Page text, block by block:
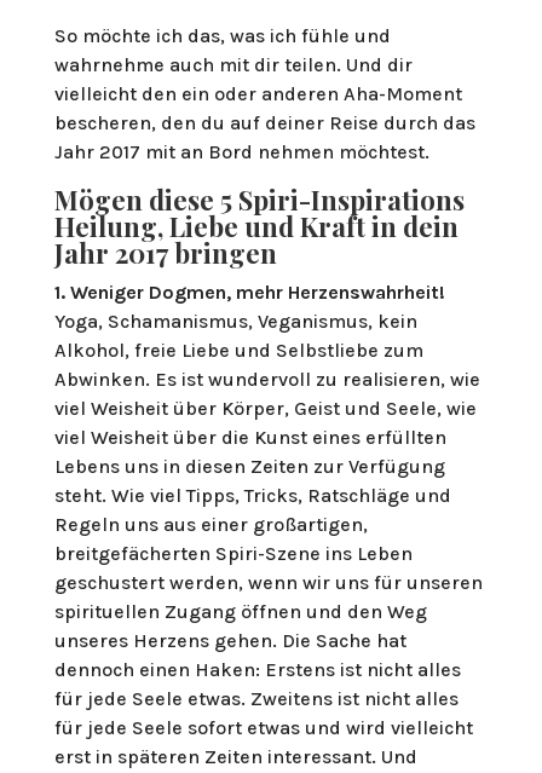
So möchte ich das, was ich fühle und
wahrnehme auch mit dir teilen. Und dir
vielleicht den ein oder anderen Aha-Moment
bescheren, den du auf deiner Reise durch das
Jahr 2017 mit an Bord nehmen möchtest.
Mögen diese 5 Spiri-Inspirations
Heilung, Liebe und Kraft in dein
Jahr 2017 bringen
1. Weniger Dogmen, mehr Herzenswahrheit!
Yoga, Schamanismus, Veganismus, kein
Alkohol, freie Liebe und Selbstliebe zum
Abwinken. Es ist wundervoll zu realisieren, wie
viel Weisheit über Körper, Geist und Seele, wie
viel Weisheit über die Kunst eines erfüllten
Lebens uns in diesen Zeiten zur Verfügung
steht. Wie viel Tipps, Tricks, Ratschläge und
Regeln uns aus einer großartigen,
breitgefächerten Spiri-Szene ins Leben
geschustert werden, wenn wir uns für unseren
spirituellen Zugang öffnen und den Weg
unseres Herzens gehen. Die Sache hat
dennoch einen Haken: Erstens ist nicht alles
für jede Seele etwas. Zweitens ist nicht alles
für jede Seele sofort etwas und wird vielleicht
erst in späteren Zeiten interessant. Und